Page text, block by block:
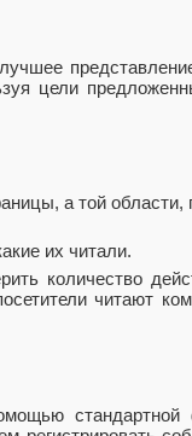
цели
а той области,
их читали.
количество
читают
стандартной